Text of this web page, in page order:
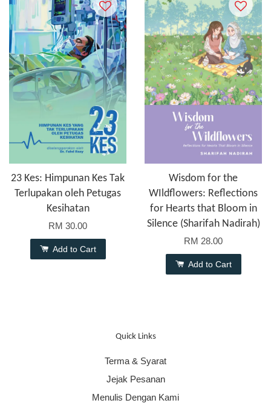
23 Kes: Himpunan Kes Tak
Terlupakan oleh Petugas
Kesihatan
RM 30.00
Add to Cart
Wisdom for the
WIldflowers: Reflections
for Hearts that Bloom in
Silence (Sharifah Nadirah)
RM 28.00
Add to Cart
Quick Links
Terma & Syarat
Jejak Pesanan
Menulis Dengan Kami